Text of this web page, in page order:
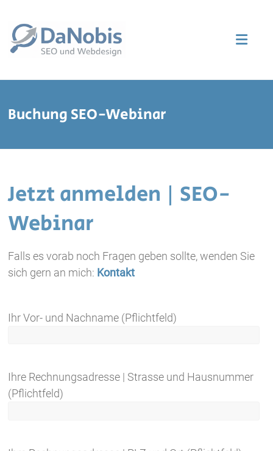
springen
DaNobis ➡️
Webdesignerin
in Berlin
Buchung SEO-Webinar
Jetzt anmelden | SEO-
Webinar
Falls es vorab noch Fragen geben sollte, wenden Sie
sich gern an mich: Kontakt
Ihr Vor- und Nachname (Pflichtfeld)
Ihre Rechnungsadresse | Strasse und Hausnummer
(Pflichtfeld)